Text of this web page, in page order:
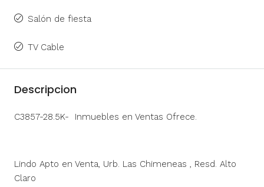
Salón de fiesta
TV Cable
Descripcion
C3857-28.5K- Inmuebles en Ventas Ofrece.
Lindo Apto en Venta, Urb. Las Chimeneas , Resd. Alto
Claro